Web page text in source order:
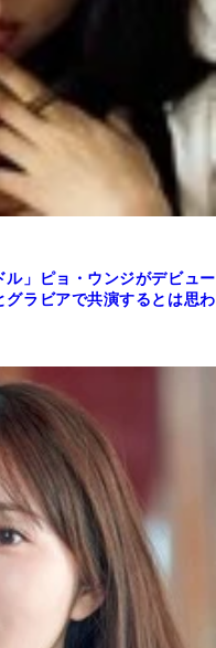
ル」ピョ・ウンジがデビュー
グラビアで共演するとは思わ